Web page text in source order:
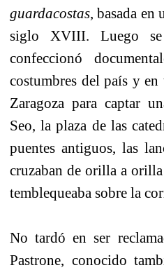
guardacostas, basada en
siglo XVIII. Luego
confeccionó
costumbres del país y
Zaragoza para captar
Seo, la plaza de las
puentes antiguos, las
cruzaban de orilla a
temblequeaba sobre la
No tardó en ser
Pastrone, conocido